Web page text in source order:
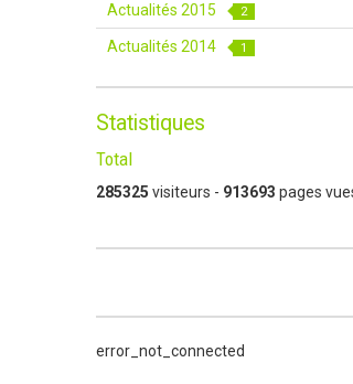
Actualités 2015 2
Actualités 2014 1
Statistiques
Total
285325 visiteurs - 913693 pages
error_not_connected